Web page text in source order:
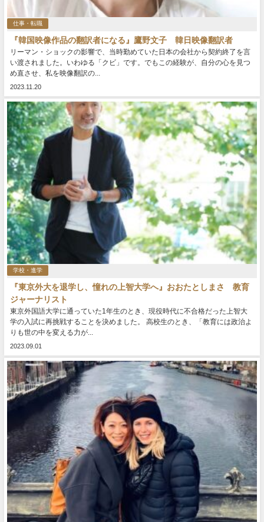
仕事・転職
『韓国映像作品の翻訳者になる』鷹野文子 韓日映像翻訳者
リーマン・ショックの影響で、当時勤めていた日本の会社から契約終了を言
い渡されました。いわゆる「クビ」です。でもこの経験が、自分の心を見つ
め直させ、私を映像翻訳の...
2023.11.20
学校・進学
『東京外大を退学し、憧れの上智大学へ』おおたとしまさ 教育
ジャーナリスト
東京外国語大学に通っていた1年生のとき、現役時代に不合格だった上智大
学の入試に再挑戦することを決めました。 高校生のとき、「教育には政治よ
りも世の中を変える力が...
2023.09.01